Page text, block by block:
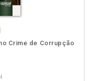
Crime de Corrupção